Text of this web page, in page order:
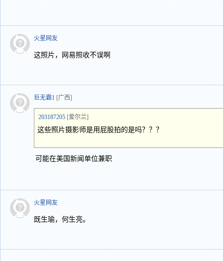
火星网友
这照片，网易照收不误啊
巨无霸1 [广西]
203187205 [爱尔兰]
这些照片摄影师是用屁股拍的是吗？？？
可能在美国新闻单位兼职
火星网友
既生瑜，何生亮。